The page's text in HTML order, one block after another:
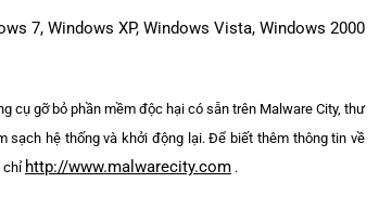
7, Windows XP, Windows Vista, Windows 2000
cụ gỡ bỏ phần mềm độc hại có sẵn trên Malware City, thư
sạch hệ thống và khởi động lại. Để biết thêm thông tin về
chỉ http://www.malwarecity.com .